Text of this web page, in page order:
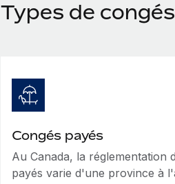
Types de
Congés payés
Au Canada, la réglementation
payés varie d'une province à